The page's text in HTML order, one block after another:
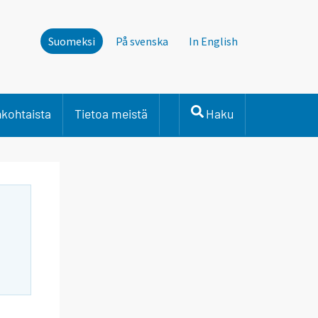
Suomeksi På svenska In English
Tietoa meistä Haku